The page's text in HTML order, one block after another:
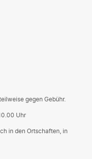
gegen Gebühr.
Uhr
in den Ortschaften, in